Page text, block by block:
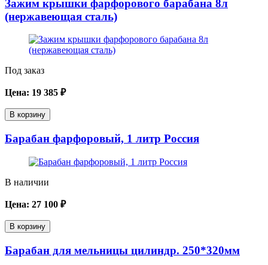
Зажим крышки фарфорового барабана 8л
(нержавеющая сталь)
Под заказ
Цена: 19 385 ₽
В корзину
Барабан фарфоровый, 1 литр Россия
В наличии
Цена: 27 100 ₽
В корзину
Барабан для мельницы цилиндр. 250*320мм